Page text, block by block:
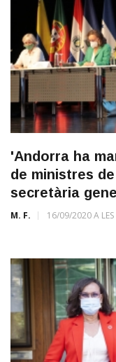
'Andorra ha
de ministres
secretària
M. F. 16/09/2020 A